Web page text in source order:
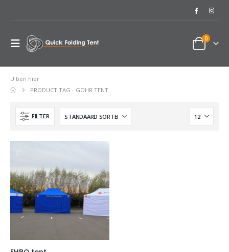
0
U ben hier
PRODUCT TAG - GOHR TENT
FILTER